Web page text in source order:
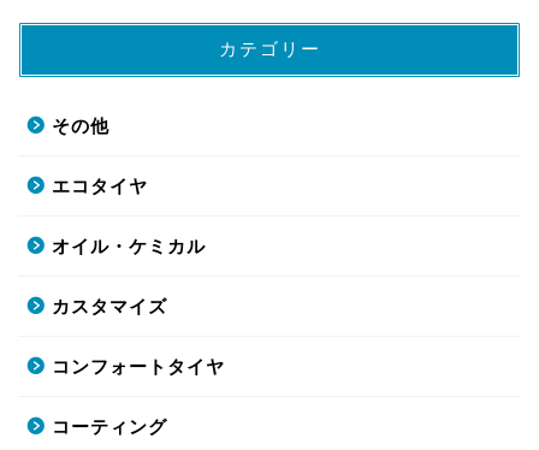
カテゴリー
その他
エコタイヤ
オイル・ケミカル
カスタマイズ
コンフォートタイヤ
コーティング